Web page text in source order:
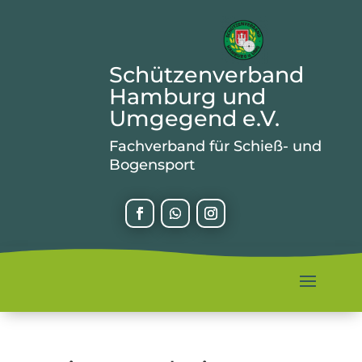
Schützenverband
Hamburg und
Umgegend e.V.
Fachverband für Schieß- und
Bogensport